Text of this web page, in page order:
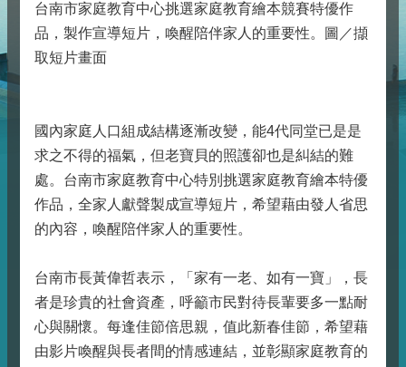
台南市家庭教育中心挑選家庭教育繪本競賽特優作
品，製作宣導短片，喚醒陪伴家人的重要性。圖／擷
取短片畫面
國內家庭人口組成結構逐漸改變，能4代同堂已是是
求之不得的福氣，但老寶貝的照護卻也是糾結的難
處。台南市家庭教育中心特別挑選家庭教育繪本特優
作品，全家人獻聲製成宣導短片，希望藉由發人省思
的內容，喚醒陪伴家人的重要性。
台南市長黃偉哲表示，「家有一老、如有一寶」，長
者是珍貴的社會資產，呼籲市民對待長輩要多一點耐
心與關懷。每逢佳節倍思親，值此新春佳節，希望藉
由影片喚醒與長者間的情感連結，並彰顯家庭教育的